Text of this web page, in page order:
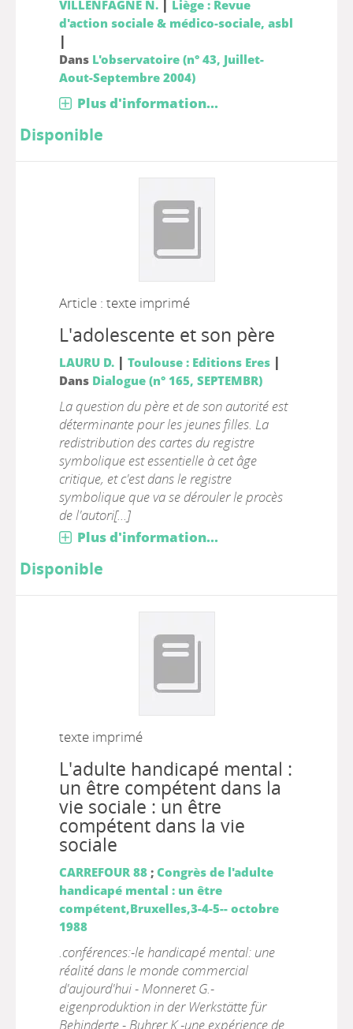
VILLENFAGNE N. | Liège : Revue
d'action sociale & médico-sociale, asbl
|
Dans L'observatoire (n° 43, Juillet-
Aout-Septembre 2004)
Plus d'information...
Disponible
Article : texte imprimé
L'adolescente et son père
LAURU D. | Toulouse : Editions Eres|
Dans Dialogue (n° 165, SEPTEMBR)
La question du père et de son autorité est
déterminante pour les jeunes filles. La
redistribution des cartes du registre
symbolique est essentielle à cet âge
critique, et c'est dans le registre
symbolique que va se dérouler le procès
de l'autori[...]
Plus d'information...
Disponible
texte imprimé
L'adulte handicapé mental :
un être compétent dans la
vie sociale : un être
compétent dans la vie
sociale
CARREFOUR 88; Congrès de l'adulte
handicapé mental : un être
compétent,Bruxelles,3-4-5-- octobre
1988
.conférences:-le handicapé mental: une
réalité dans le monde commercial
d'aujourd'hui - Monneret G.-
eigenproduktion in der Werkstätte für
Behinderte - Buhrer K.-une expérience de